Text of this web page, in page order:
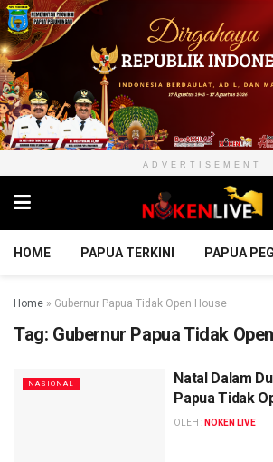
ADVERTISEMENT
HOME PAPUA TERKINI PAPUA
Home » Gubernur Papua Tidak Open House
Tag: Gubernur Papua Tidak
NASIONAL
Natal Dalam
Papua Tidak
OLEH : NOKEN LIVE